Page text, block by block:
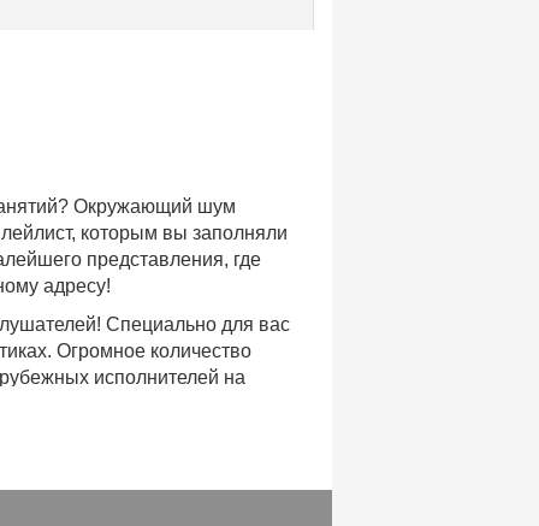
Окружающий шум
которым вы заполняли
представления, где
адресу!
Специально для вас
Огромное количество
исполнителей на